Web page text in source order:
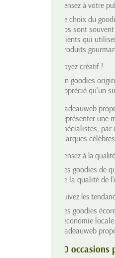
Pensez à votre
Le choix du
dos sont
clients qui
produits
Soyez créatif !
Un goodies
apprécié qu'un
Cadeauweb
représenter
spécialistes,
marques
Pensez à la qualité
Les goodies
de la qualité
Suivez les
Les goodies
l'économie
Cadeauweb
10